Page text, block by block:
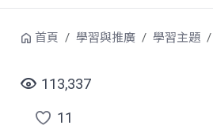
首頁 學習與推廣 學習主題
113,337
點
11